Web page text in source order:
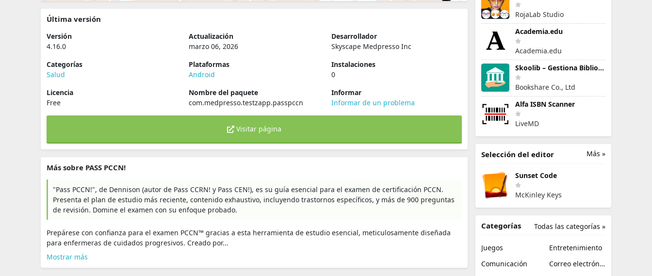
Última versión
Versión
4.16.0
Actualización
marzo 06, 2026
Desarrollador
Skyscape Medpresso Inc
Categorías
Salud
Plataformas
Android
Instalaciones
0
Licencia
Free
Nombre del paquete
com.medpresso.testzapp.passpccn
Informar
Informar de un problema
Visitar página
Más sobre PASS PCCN!
"Pass PCCN!", de Dennison (autor de Pass CCRN! y Pass CEN!), es su guía esencial para el examen de certificación PCCN.
Presenta el plan de estudio más reciente, contenido exhaustivo, incluyendo trastornos específicos, y más de 900 preguntas
de revisión. Domine el examen con su enfoque probado.
Prepárese con confianza para el examen PCCN™ gracias a esta herramienta de estudio esencial, meticulosamente diseñada
para enfermeras de cuidados progresivos. Creado por...
Mostrar más
RojaLab Studio
Academia.edu
Academia.edu
Skoolib – Gestiona Biblioteca
Bookshare Co., Ltd
Alfa ISBN Scanner
LiveMD
Más »
Selección del editor
Sunset Code
McKinley Keys
Todas las categorías »
Categorías
Juegos
Entretenimiento
Comunicación
Correo electrónico